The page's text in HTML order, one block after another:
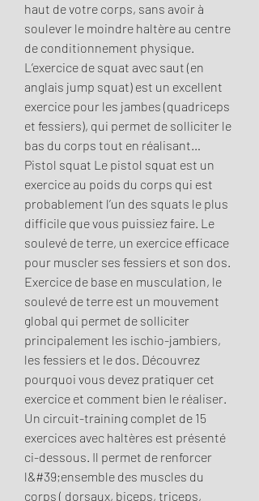
haut de votre corps, sans avoir à
soulever le moindre haltère au centre
de conditionnement physique.
L’exercice de squat avec saut (en
anglais jump squat) est un excellent
exercice pour les jambes (quadriceps
et fessiers), qui permet de solliciter le
bas du corps tout en réalisant…
Pistol squat Le pistol squat est un
exercice au poids du corps qui est
probablement l’un des squats le plus
difficile que vous puissiez faire. Le
soulevé de terre, un exercice efficace
pour muscler ses fessiers et son dos.
Exercice de base en musculation, le
soulevé de terre est un mouvement
global qui permet de solliciter
principalement les ischio-jambiers,
les fessiers et le dos. Découvrez
pourquoi vous devez pratiquer cet
exercice et comment bien le réaliser.
Un circuit-training complet de 15
exercices avec haltères est présenté
ci-dessous. Il permet de renforcer
l&#39;ensemble des muscles du
corps ( dorsaux, biceps, triceps,